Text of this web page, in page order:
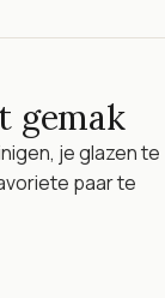
gemak
je glazen te
paar te